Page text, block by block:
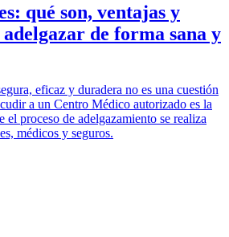
qué son, ventajas y
de forma sana y
eficaz y duradera no es una cuestión
a un Centro Médico autorizado es la
el proceso de adelgazamiento se realiza
médicos y seguros.